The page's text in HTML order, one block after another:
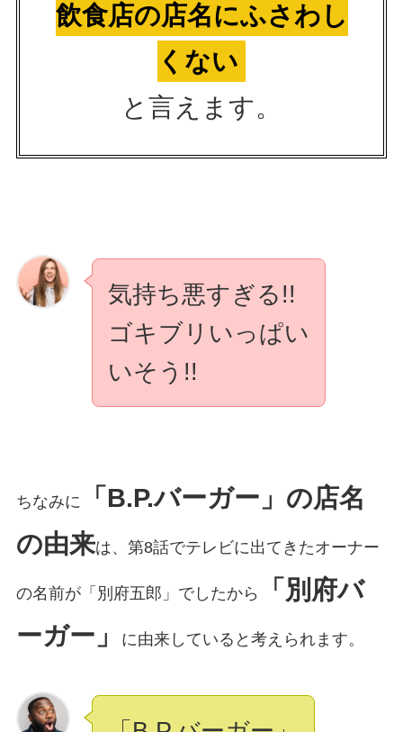
飲食店の店名にふさわし
くない
と言えます。
気持ち悪すぎる!!
ゴキブリいっぱい
いそう!!
ちなみに
「B.P.バーガー」の店名
の由来は、第8話でテレビに出てきたオーナー
の名前が「別府五郎」でしたから
「別府バ
ーガー」
に由来していると考えられます。